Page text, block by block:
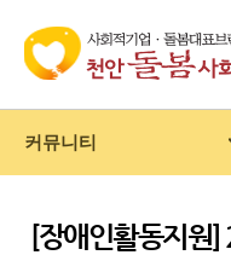
커뮤니티
[장애인활동지원